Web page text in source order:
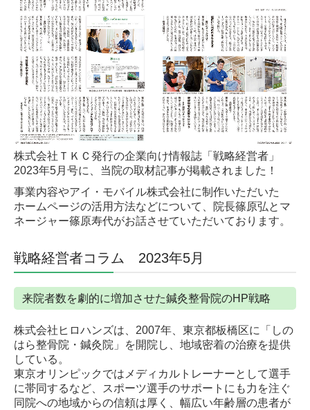
スポーツ外傷
お悩み別メニュー
採用情報
従業員にインタビュー
募集要項（上板橋本院）
募集要項（大山院）
お問合せ
個人情報保護方針
株式会社ＴＫＣ発行の企業向け情報誌「戦略経営者」
2023年5月号に、当院の取材記事が掲載されました！
事業内容やアイ・モバイル株式会社に制作いただいた
ホームページの活用方法などについて、院長篠原弘とマ
ネージャー篠原寿代がお話させていただいております。
戦略経営者コラム 2023年5月
来院者数を劇的に増加させた鍼灸整骨院のHP戦略
株式会社ヒロハンズは、2007年、東京都板橋区に「しの
はら整骨院・鍼灸院」を開院し、地域密着の治療を提供
している。
東京オリンピックではメディカルトレーナーとして選手
に帯同するなど、スポーツ選手のサポートにも力を注ぐ
同院への地域からの信頼は厚く、幅広い年齢層の患者が